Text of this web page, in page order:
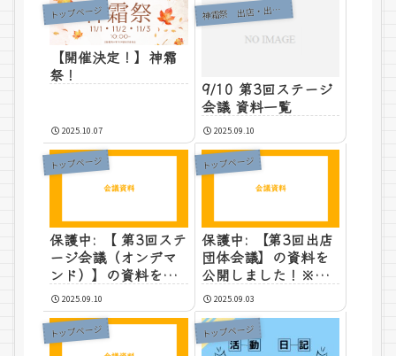
トップページ
【開催決定！】神霜
祭！
2025.10.07
神霜祭 出店・出演団体代表者様へ
9/10 第3回ステージ
会議 資料一覧
2025.09.10
トップページ
保護中: 【 第3回ステ
ージ会議（オンデマ
ンド）】の資料を公
開しました！※学内
者向け※
2025.09.10
トップページ
保護中: 【第3回出店
団体会議】の資料を
公開しました！※学
内者向け※
2025.09.03
トップページ トップページ